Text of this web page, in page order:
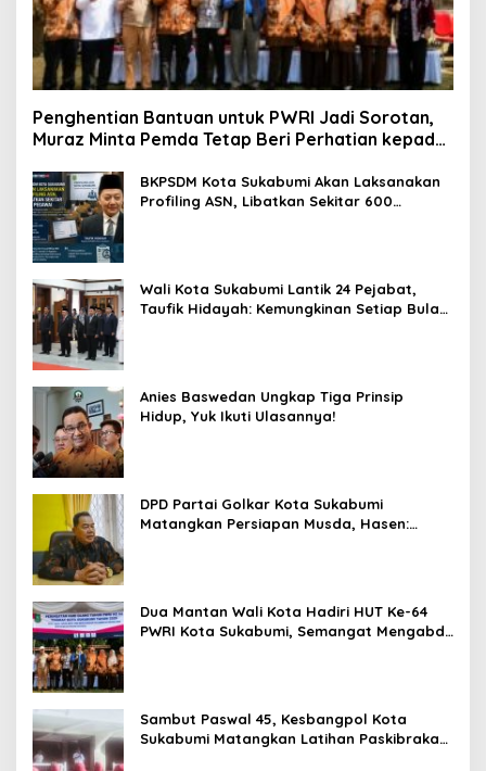
Penghentian Bantuan untuk PWRI Jadi Sorotan,
Muraz Minta Pemda Tetap Beri Perhatian kepada
BKPSDM Kota Sukabumi Akan Laksanakan
Profiling ASN, Libatkan Sekitar 600
Wali Kota Sukabumi Lantik 24 Pejabat,
Taufik Hidayah: Kemungkinan Setiap Bulan
Anies Baswedan Ungkap Tiga Prinsip
Hidup, Yuk Ikuti Ulasannya!
DPD Partai Golkar Kota Sukabumi
Matangkan Persiapan Musda, Hasen:
Dua Mantan Wali Kota Hadiri HUT Ke-64
PWRI Kota Sukabumi, Semangat Mengabdi
Sambut Paswal 45, Kesbangpol Kota
Sukabumi Matangkan Latihan Paskibraka